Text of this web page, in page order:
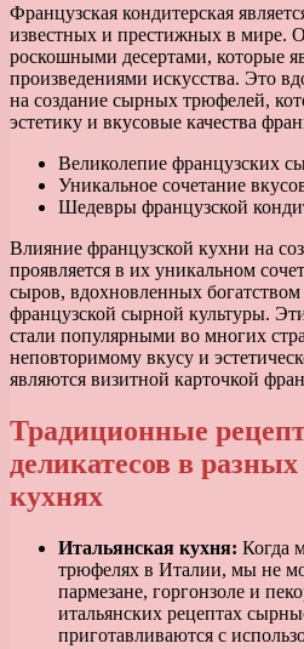
Французская кондитерская
известных и престижных в мире.
роскошными десертами, которые
произведениями искусства. Это
на создание сырных трюфелей,
эстетику и вкусовые качества
Великолепие французских
Уникальное сочетание
Шедевры французской
Влияние французской кухни на
проявляется в их уникальном
сыров, вдохновленных богатством
французской сырной культуры.
стали популярными во многих
неповторимому вкусу и
являются визитной карточкой
Традиционные
деликатесов в
кухнях
Итальянская кухня: Когда
трюфелях в Италии, мы не
пармезане, горгонзоле и
итальянских рецептах
приготавливаются с